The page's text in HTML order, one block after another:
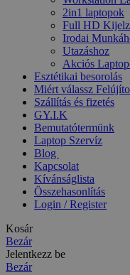
2in1 laptopok
Full HD
Irodai
Utazáshoz
Akciós
Esztétikai besorolás
Miért válassz
Szállítás és fizetés
GY.I.K
Bemutatótermünk
Laptop Szervíz
Blog
Kapcsolat
Kívánságlista
Összehasonlítás
Login / Register
Kosár
Bezár
Jelentkezz be
Bezár